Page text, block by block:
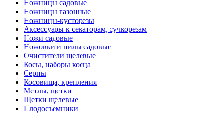
Ножницы садовые
Ножницы газонные
Ножницы-кусторезы
Аксессуары к секаторам, сучкорезам
Ножи садовые
Ножовки и пилы садовые
Очистители щелевые
Косы, наборы косца
Серпы
Косовища, крепления
Метлы, щетки
Щетки щелевые
Плодосъемники